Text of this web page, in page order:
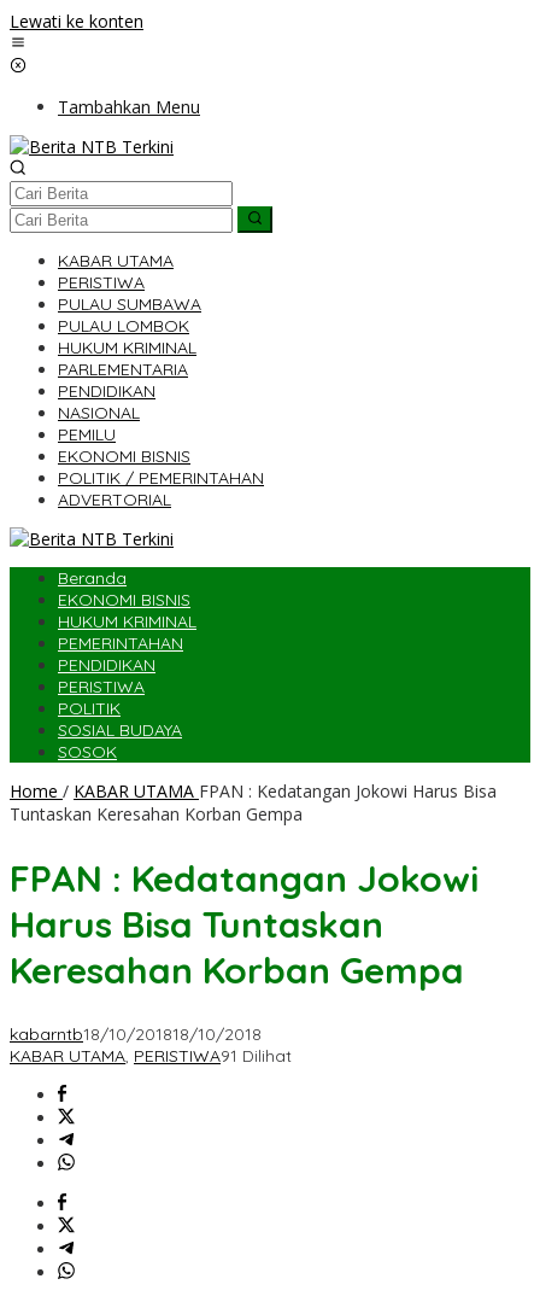
Lewati ke konten
Tambahkan Menu
KABAR UTAMA
PERISTIWA
PULAU SUMBAWA
PULAU LOMBOK
HUKUM KRIMINAL
PARLEMENTARIA
PENDIDIKAN
NASIONAL
PEMILU
EKONOMI BISNIS
POLITIK / PEMERINTAHAN
ADVERTORIAL
Beranda
EKONOMI BISNIS
HUKUM KRIMINAL
PEMERINTAHAN
PENDIDIKAN
PERISTIWA
POLITIK
SOSIAL BUDAYA
SOSOK
Home / KABAR UTAMA FPAN : Kedatangan Jokowi Harus Bisa
Tuntaskan Keresahan Korban Gempa
FPAN : Kedatangan Jokowi
Harus Bisa Tuntaskan
Keresahan Korban Gempa
kabarntb18/10/201818/10/2018
KABAR UTAMA, PERISTIWA91 Dilihat